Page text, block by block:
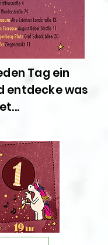
Tag ein
entdecke was